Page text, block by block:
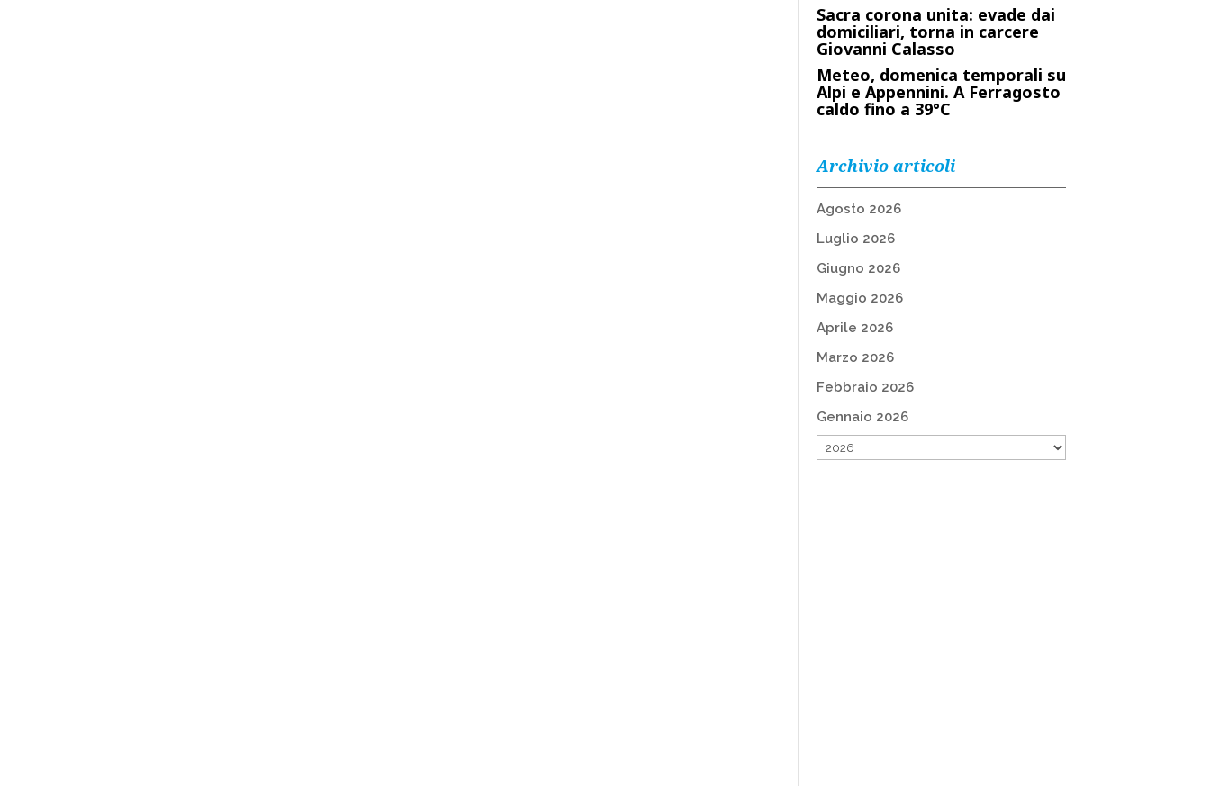
Sacra corona unita: evade dai
domiciliari, torna in carcere
Giovanni Calasso
Meteo, domenica temporali su
Alpi e Appennini. A Ferragosto
caldo fino a 39°C
Archivio articoli
Agosto 2026
Luglio 2026
Giugno 2026
Maggio 2026
Aprile 2026
Marzo 2026
Febbraio 2026
Gennaio 2026